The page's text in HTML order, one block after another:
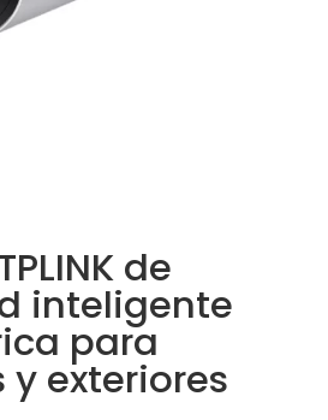
de
inteligente
para
y exteriores